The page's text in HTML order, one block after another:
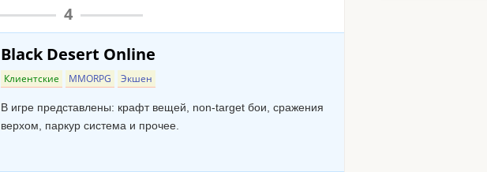
4
Black Desert Online
Клиентские MMORPG Экшен
В игре представлены: крафт вещей, non-target бои, сражения
верхом, паркур система и прочее.